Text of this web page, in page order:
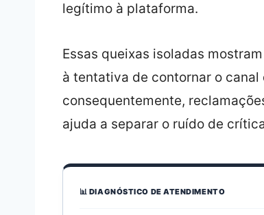
legítimo à plataforma.
Essas queixas isoladas
à tentativa de contornar o
consequentemente,
ajuda a separar o ruído de
📊 DIAGNÓSTICO DE ATENDIMENTO